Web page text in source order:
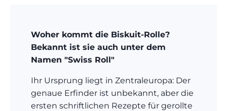
Woher kommt die Biskuit-Rolle?
Bekannt ist sie auch unter dem
Namen "Swiss Roll"
Ihr Ursprung liegt in Zentraleuropa: Der
genaue Erfinder ist unbekannt, aber die
ersten schriftlichen Rezepte für gerollte